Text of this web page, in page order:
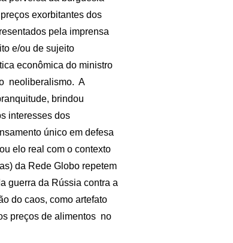
exorbitantes dos
pela imprensa
e/ou de sujeito
econômica do ministro
neoliberalismo. A
brindou
interesses dos
único em defesa
elo real com o contexto
da Rede Globo repetem
guerra da Rússia contra a
do caos, como artefato
preços de alimentos no